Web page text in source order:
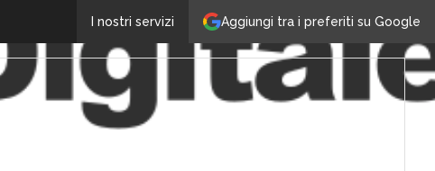
Aggiungi tra i preferiti su Google
I nostri servizi